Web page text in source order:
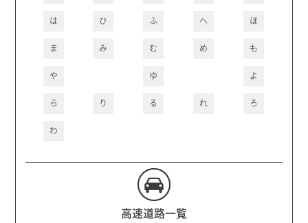
は ひ ふ へ ほ
ま み む め も
や ゆ よ
ら り る れ ろ
わ
高速道路一覧